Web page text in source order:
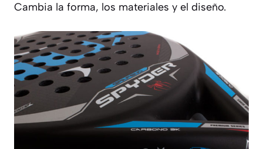
Cambia la forma, los materiales y el diseño.